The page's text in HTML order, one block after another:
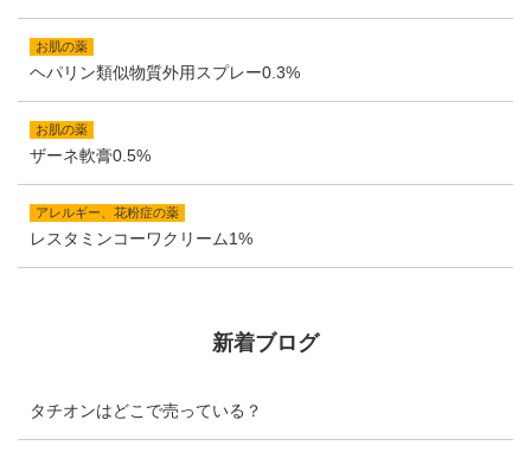
お肌の薬
ヘパリン類似物質外用スプレー0.3%
お肌の薬
ザーネ軟膏0.5%
アレルギー、花粉症の薬
レスタミンコーワクリーム1%
新着ブログ
タチオンはどこで売っている？